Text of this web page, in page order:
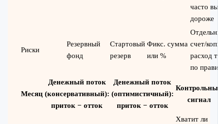
часто
дороже
Риски
Резервный
фонд
Стартовый
резерв
Фикс. сумма
или %
счет/
расход
по
Месяц
Денежный поток
(консервативный):
приток − отток
Денежный поток
(оптимистичный):
приток − отток
сигнал
Хватит ли